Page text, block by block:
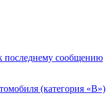
(категория «В»)